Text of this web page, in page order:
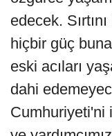
edecek.
hiçbir güç
eski acıları
dahi
Cumhuriyeti'ni